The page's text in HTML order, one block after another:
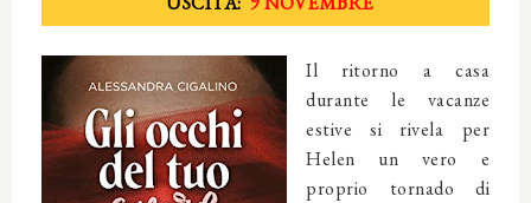
Il ritorno a casa
durante le vacanze
estive si rivela per
Helen un vero e
proprio tornado di